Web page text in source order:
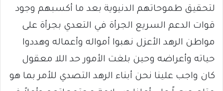
لتحقيق طموحاتهم الدنيوية بعد ما أكسبهم وجود
قوات الدعم السريع الجرأة في التعدي بجرأة على
مواطن الرهد الأعزل نهبوا أمواله وأعماله وهددوا
حياته وأعراضه وحين بلغت الأمور حد اللا معقول
كان واجب علينا نحن أبناء الرهد التصدي للأمر بما هو